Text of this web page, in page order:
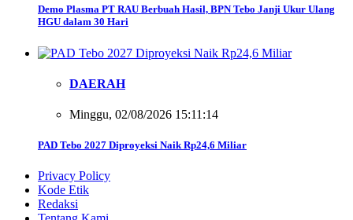
Demo Plasma PT RAU Berbuah Hasil, BPN Tebo Janji Ukur Ulang
HGU dalam 30 Hari
DAERAH
Minggu, 02/08/2026 15:11:14
PAD Tebo 2027 Diproyeksi Naik Rp24,6 Miliar
Privacy Policy
Kode Etik
Redaksi